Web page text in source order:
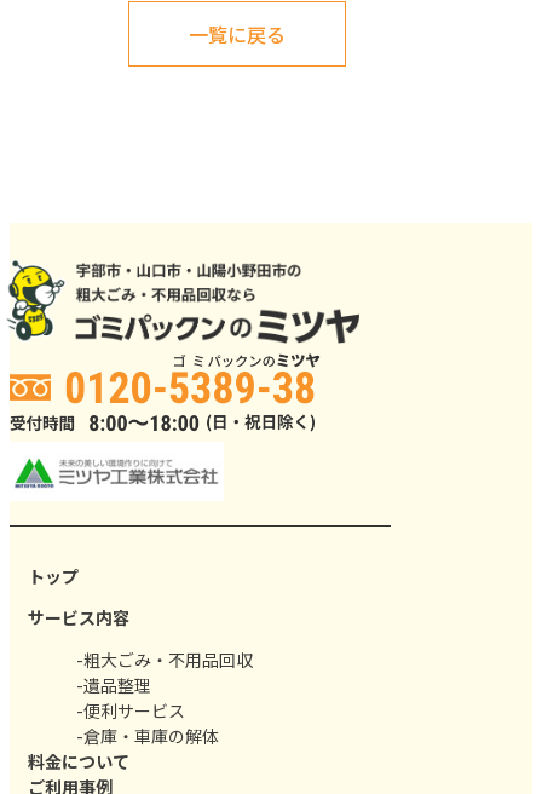
一覧に戻る
トップ
サービス内容
-粗大ごみ・不用品回収
-遺品整理
-便利サービス
-倉庫・車庫の解体
料金について
ご利用事例